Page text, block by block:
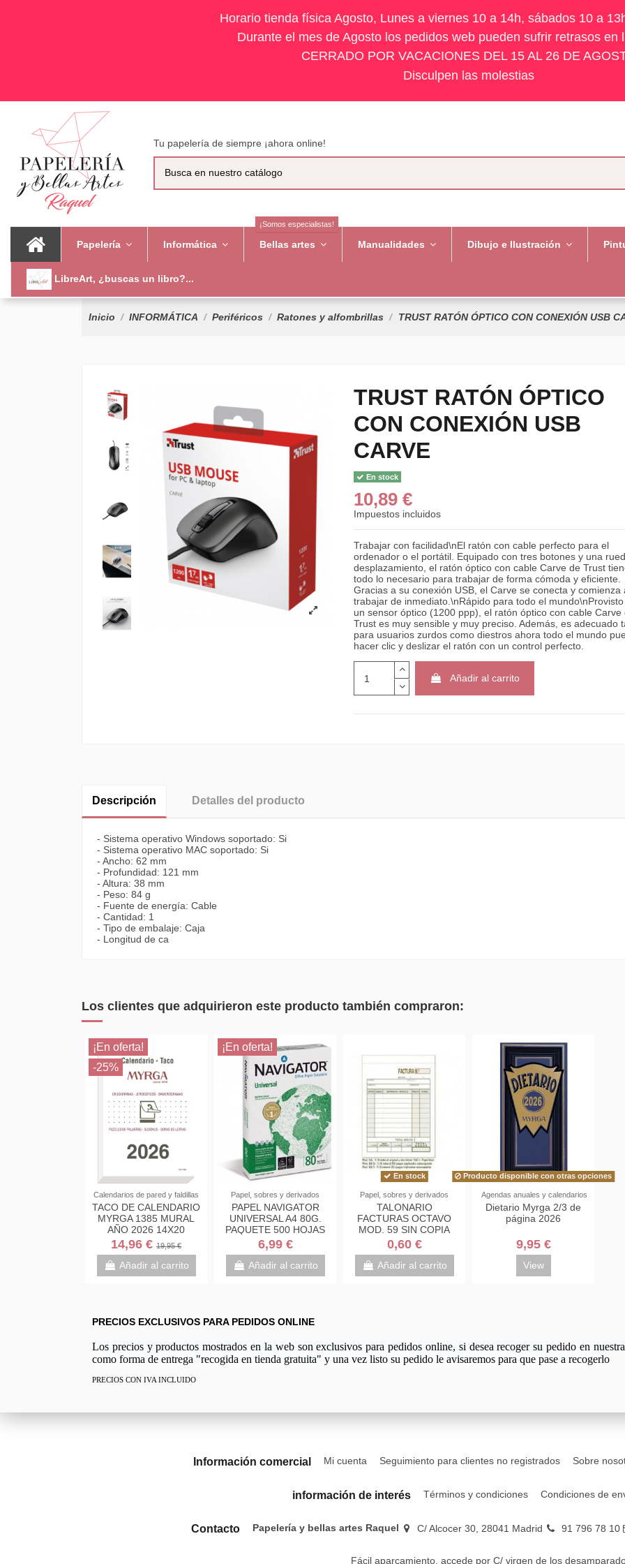
Horario tienda física Agosto, Lunes a viernes 10 a 14h, sábados 10 a
Durante el mes de Agosto los pedidos web pueden sufrir retrasos en
CERRADO POR VACACIONES DEL 15 AL 26 DE
Disculpen las molestias
Tu papelería de siempre ¡ahora online!
Papelería Informática Bellas artes
¡Somos especialistas!
Manualidades Dibujo e Ilustración
LibreArt, ¿buscas un libro?...
Inicio INFORMÁTICA Periféricos Ratones y alfombrillas TRUST RATÓN ÓPTICO CON CONEXIÓN USB
TRUST RATÓN ÓPTICO
CON CONEXIÓN USB
CARVE
En stock
10,89 €
Impuestos incluidos
Trabajar con facilidad\nEl ratón con cable perfecto para el
ordenador o el portátil. Equipado con tres botones y una
desplazamiento, el ratón óptico con cable Carve de Trust
todo lo necesario para trabajar de forma cómoda y eficiente.
Gracias a su conexión USB, el Carve se conecta y comienza
trabajar de inmediato.\nRápido para todo el
un sensor óptico (1200 ppp), el ratón óptico con cable Carve
Trust es muy sensible y muy preciso. Además, es adecuado
para usuarios zurdos como diestros ahora todo el mundo
hacer clic y deslizar el ratón con un control perfecto.
Añadir al carrito
Descripción Detalles del producto
- Sistema operativo Windows soportado: Si
- Sistema operativo MAC soportado: Si
- Ancho: 62 mm
- Profundidad: 121 mm
- Altura: 38 mm
- Peso: 84 g
- Fuente de energía: Cable
- Cantidad: 1
- Tipo de embalaje: Caja
- Longitud de ca
Los clientes que adquirieron este producto también compraron:
¡En oferta!
-25%
Calendarios de pared y faldillas
TACO DE CALENDARIO
MYRGA 1385 MURAL
AÑO 2026 14X20
"GRANDE"
14,96 € 19,95 €
Añadir al carrito
¡En oferta!
Papel, sobres y derivados
PAPEL NAVIGATOR
UNIVERSAL A4 80G.
PAQUETE 500 HOJAS
6,99 €
Añadir al carrito
En stock
Papel, sobres y derivados
TALONARIO
FACTURAS OCTAVO
MOD. 59 SIN COPIA
0,60 €
Añadir al carrito
Producto disponible con otras opciones
Agendas anuales y calendarios
Dietario Myrga 2/3 de
página 2026
9,95 €
View
PRECIOS EXCLUSIVOS PARA PEDIDOS ONLINE
Los precios y productos mostrados en la web son exclusivos para pedidos online, si desea recoger su pedido en
como forma de entrega "recogida en tienda gratuita" y una vez listo su pedido le avisaremos para que pase a recogerlo
PRECIOS CON IVA INCLUIDO
Información comercial Mi cuenta Seguimiento para clientes no registrados Sobre
información de interés Términos y condiciones Condiciones de
Contacto Papelería y bellas artes Raquel C/ Alcocer 30, 28041 Madrid 91 796 78 10
Fácil aparcamiento, accede por C/ virgen de los